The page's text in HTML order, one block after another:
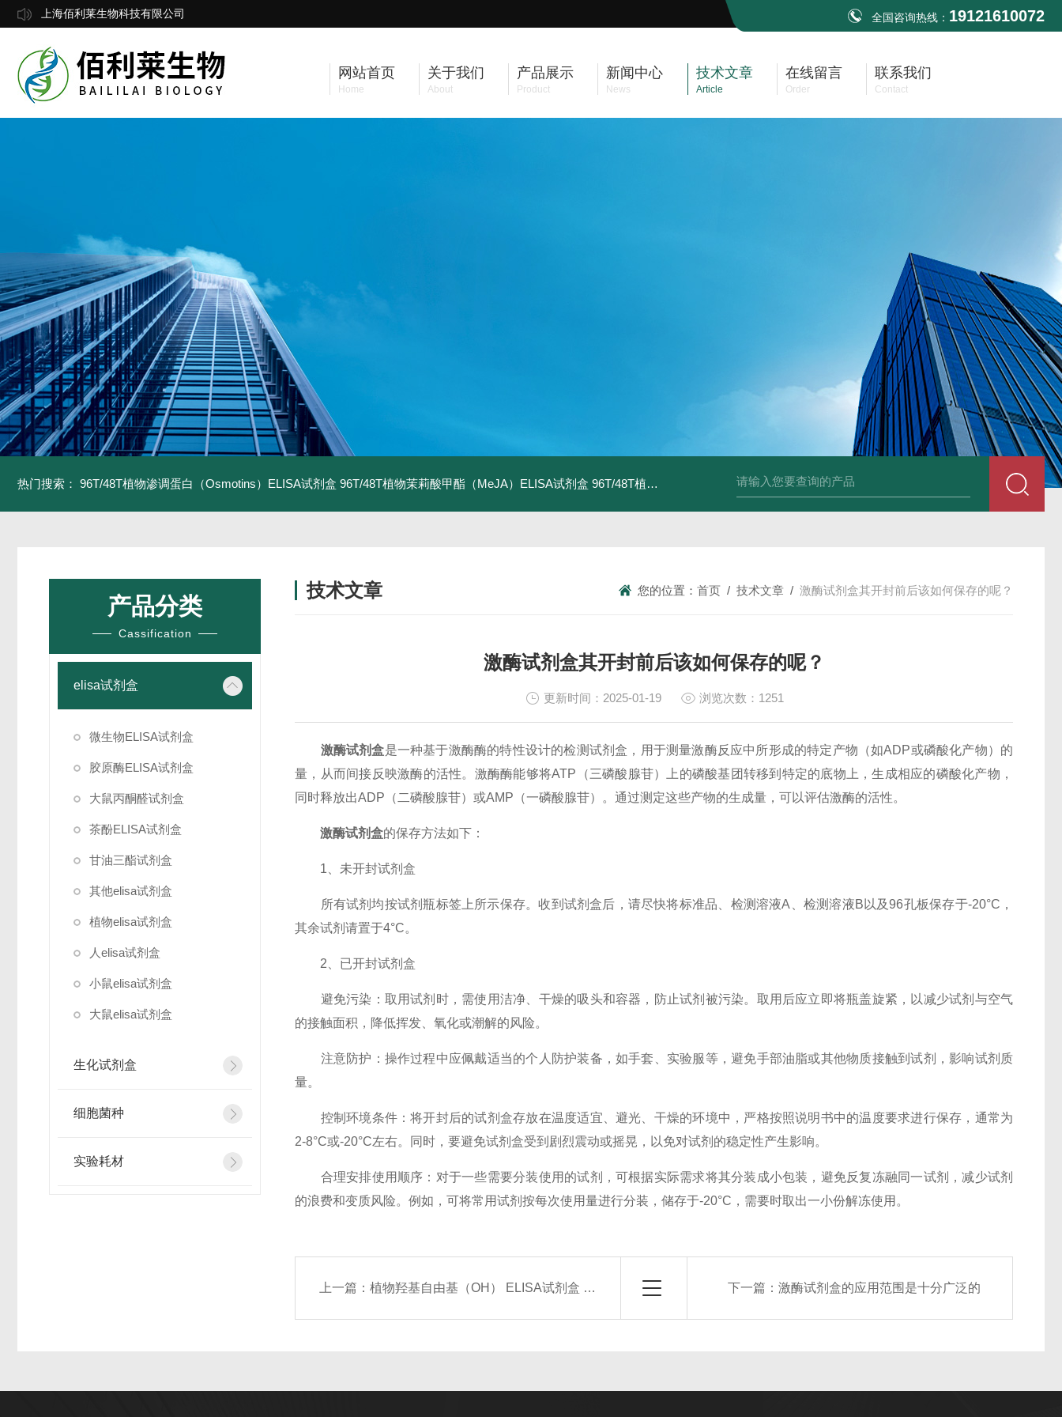
上海佰利莱生物科技有限公司 全国咨询热线： 19121610072
网站首页
Home
关于我们
About
产品展示
Product
新闻中心
News
技术文章
Article
在线留言
Order
联系我们
Contact
热门搜索： 96T/48T植物渗调蛋白（Osmotins）ELISA试剂盒 96T/48T植物茉莉酸甲酯（MeJA）ELISA试剂盒 96T/48T植物茉莉酸（JA）ELISA试剂盒 96T/48T植物可溶性淀粉（s-starch）ELISA试剂
产品分类
Cassification
elisa试剂盒
微生物ELISA试剂盒
胶原酶ELISA试剂盒
大鼠丙酮醛试剂盒
茶酚ELISA试剂盒
甘油三酯试剂盒
其他elisa试剂盒
植物elisa试剂盒
人elisa试剂盒
小鼠elisa试剂盒
大鼠elisa试剂盒
生化试剂盒
细胞菌种
实验耗材
技术文章 您的位置： 首页 / 技术文章 / 激酶试剂盒其开封前后该如何保存的呢？
激酶试剂盒其开封前后该如何保存的呢？
更新时间：2025-01-19 浏览次数：1251
激酶试剂盒是一种基于激酶酶的特性设计的检测试剂盒，用于测量激酶反应中所形成的特定产物（如ADP或磷酸化产物）的
量，从而间接反映激酶的活性。激酶酶能够将ATP（三磷酸腺苷）上的磷酸基团转移到特定的底物上，生成相应的磷酸化产物，
同时释放出ADP（二磷酸腺苷）或AMP（一磷酸腺苷）。通过测定这些产物的生成量，可以评估激酶的活性。
激酶试剂盒的保存方法如下：
1、未开封试剂盒
所有试剂均按试剂瓶标签上所示保存。收到试剂盒后，请尽快将标准品、检测溶液A、检测溶液B以及96孔板保存于-20°C，
其余试剂请置于4°C。
2、已开封试剂盒
避免污染：取用试剂时，需使用洁净、干燥的吸头和容器，防止试剂被污染。取用后应立即将瓶盖旋紧，以减少试剂与空气
的接触面积，降低挥发、氧化或潮解的风险。
注意防护：操作过程中应佩戴适当的个人防护装备，如手套、实验服等，避免手部油脂或其他物质接触到试剂，影响试剂质
量。
控制环境条件：将开封后的试剂盒存放在温度适宜、避光、干燥的环境中，严格按照说明书中的温度要求进行保存，通常为
2-8°C或-20°C左右。同时，要避免试剂盒受到剧烈震动或摇晃，以免对试剂的稳定性产生影响。
合理安排使用顺序：对于一些需要分装使用的试剂，可根据实际需求将其分装成小包装，避免反复冻融同一试剂，减少试剂
的浪费和变质风险。例如，可将常用试剂按每次使用量进行分装，储存于-20°C，需要时取出一小份解冻使用。
上一篇：植物羟基自由基（OH） ELISA试剂盒 使用说明书 下一篇： 激酶试剂盒的应用范围是十分广泛的